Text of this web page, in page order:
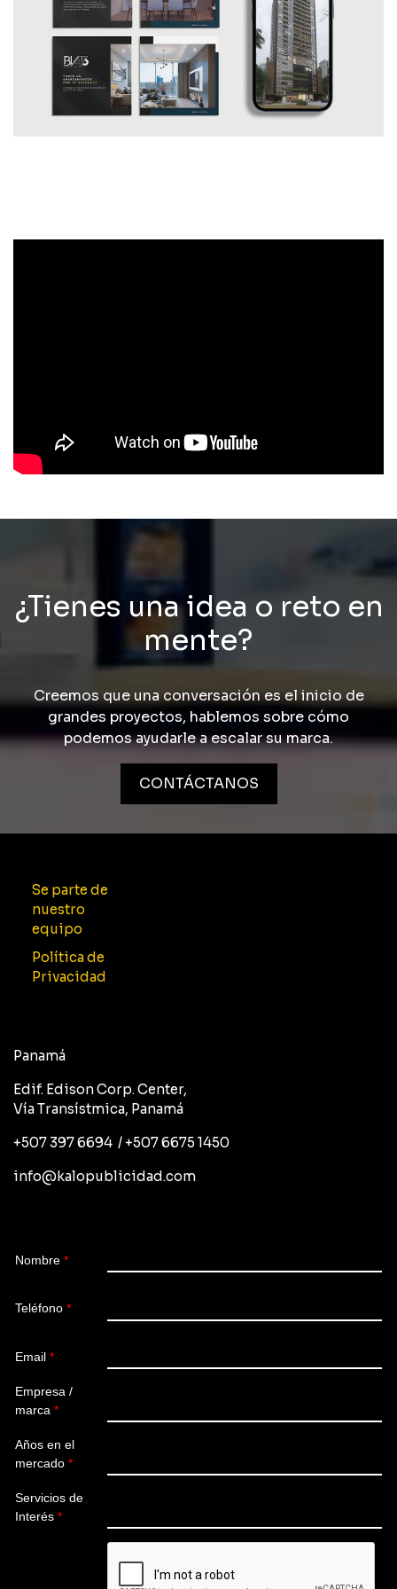
¿Tienes una idea o reto en
mente?
Creemos que una conversación es el inicio de
grandes proyectos, hablemos sobre cómo
podemos ayudarle a escalar su marca.
CONTÁCTANOS
Se parte de
nuestro
equipo
Política de
Privacidad
Panamá
Edif. Edison Corp. Center,
Vía Transístmica, Panamá
+507 397 6694 / +507 6675 1450
info@kalopublicidad.com